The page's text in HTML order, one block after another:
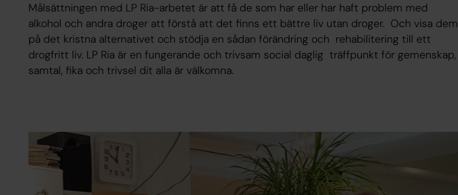
Målsättningen med LP Ria-arbetet är att få de som har eller har haft problem med
alkohol och andra droger att förstå att det finns ett bättre liv utan droger. Och visa dem
på det kristna alternativet och stödja en sådan förändring och rehabilitering till ett
drogfritt liv. LP Ria är en fungerande och trivsam social daglig träffpunkt för gemenskap,
samtal, fika och trivsel dit alla är välkomna.